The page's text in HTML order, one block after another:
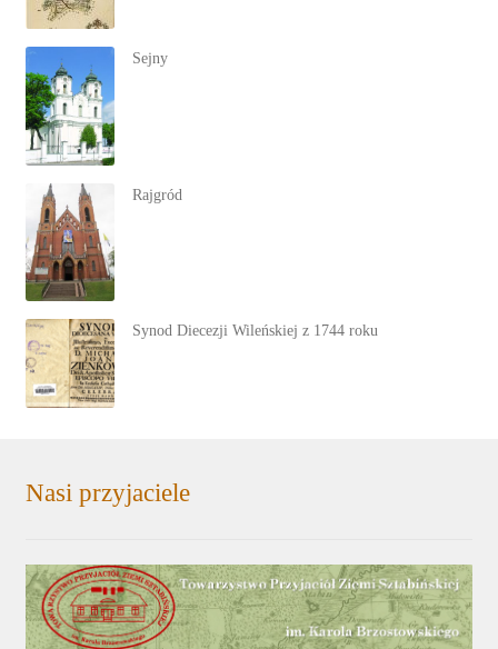
Sejny
Rajgród
Synod Diecezji Wileńskiej z 1744 roku
Nasi przyjaciele